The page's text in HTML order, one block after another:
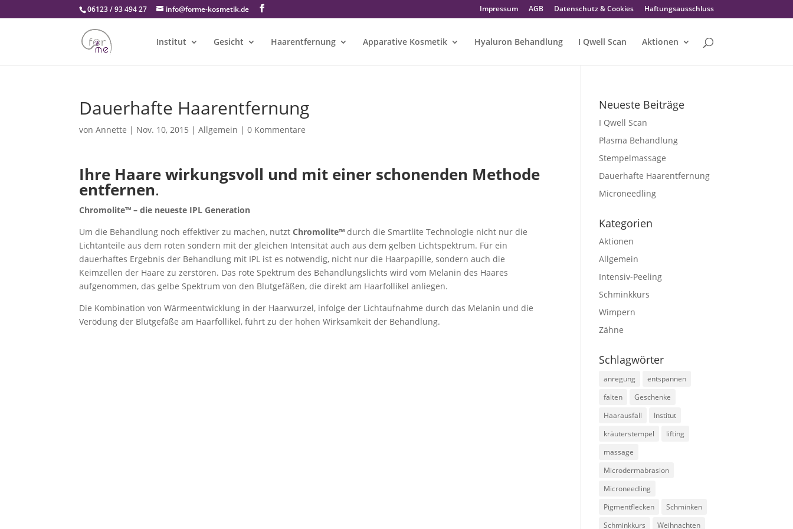
06123 / 93 494 27 info@forme-kosmetik.de Impressum AGB Datenschutz & Cookies Haftungsausschluss
Institut Gesicht Haarentfernung Apparative Kosmetik Hyaluron Behandlung I Qwell Scan Aktionen
Dauerhafte Haarentfernung
vonAnnette | Nov. 10, 2015 |Allgemein |0 Kommentare
Ihre Haare wirkungsvoll und mit einer schonenden Methode
entfernen.
Chromolite™ – die neueste IPL Generation
Um die Behandlung noch effektiver zu machen, nutztChromolite™ durch die Smartlite Technologie nicht nur die
Lichtanteile aus dem roten sondern mit der gleichen Intensität auch aus dem gelben Lichtspektrum. Für ein
dauerhaftes Ergebnis der Behandlung mit IPL ist es notwendig, nicht nur die Haarpapille, sondern auch die
Keimzellen der Haare zu zerstören. Das rote Spektrum des Behandlungslichts wird vom Melanin des Haares
aufgenommen, das gelbe Spektrum von den Blutgefäßen, die direkt am Haarfollikel anliegen.
Die Kombination von Wärmeentwicklung in der Haarwurzel, infolge der Lichtaufnahme durch das Melanin und die
Verödung der Blutgefäße am Haarfollikel, führt zu der hohen Wirksamkeit der Behandlung.
Neueste Beiträge
I Qwell Scan
Plasma Behandlung
Stempelmassage
Dauerhafte Haarentfernung
Microneedling
Kategorien
Aktionen
Allgemein
Intensiv-Peeling
Schminkkurs
Wimpern
Zähne
Schlagwörter
anregung
entspannen
falten
Geschenke
Haarausfall
Institut
kräuterstempel
lifting
massage
Microdermabrasion
Microneedling
Pigmentflecken
Schminken
Schminkkurs
Weihnachten